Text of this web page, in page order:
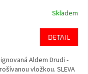
Skladem
DETAIL
Aldem Drudi -
vložkou. SLEVA